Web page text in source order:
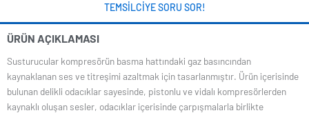
TEMSILCIYE SORU SOR!
ÜRÜN AÇIKLAMASI
Susturucular kompresörün basma hattındaki gaz basıncından
kaynaklanan ses ve titreşimi azaltmak için tasarlanmıştır. Ürün içerisinde
bulunan delikli odacıklar sayesinde, pistonlu ve vidalı kompresörlerden
kaynaklı oluşan sesler, odacıklar içerisinde çarpışmalarla birlikte